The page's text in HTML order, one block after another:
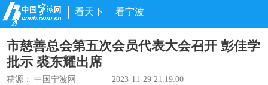
看天下 看宁波
市慈善总会第五次会员代表大会召开 彭佳学
批示 裘东耀出席
稿源： 中国宁波网 2023-11-29 21:19:00